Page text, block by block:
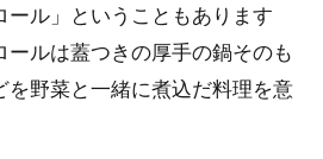
らの味噌焼きのおいしい焼き
ール」ということもあります
ールは蓋つきの厚手の鍋そのも
を野菜と一緒に煮込だ料理を意